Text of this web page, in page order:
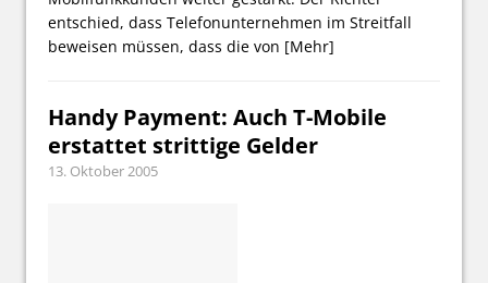
entschied, dass Telefonunternehmen im Streitfall
beweisen müssen, dass die von [Mehr]
Handy Payment: Auch T-Mobile
erstattet strittige Gelder
13. Oktober 2005